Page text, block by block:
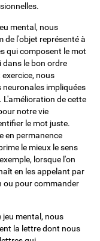
mental, nous
de l'objet représenté à
qui composent le mot
dans le bon ordre
nous
impliquées
de cette
notre vie
le mot juste.
en permanence
le mieux le sens
lorsque l'on
en les appelant par
ou pour commander
jeu mental, nous
la lettre dont nous